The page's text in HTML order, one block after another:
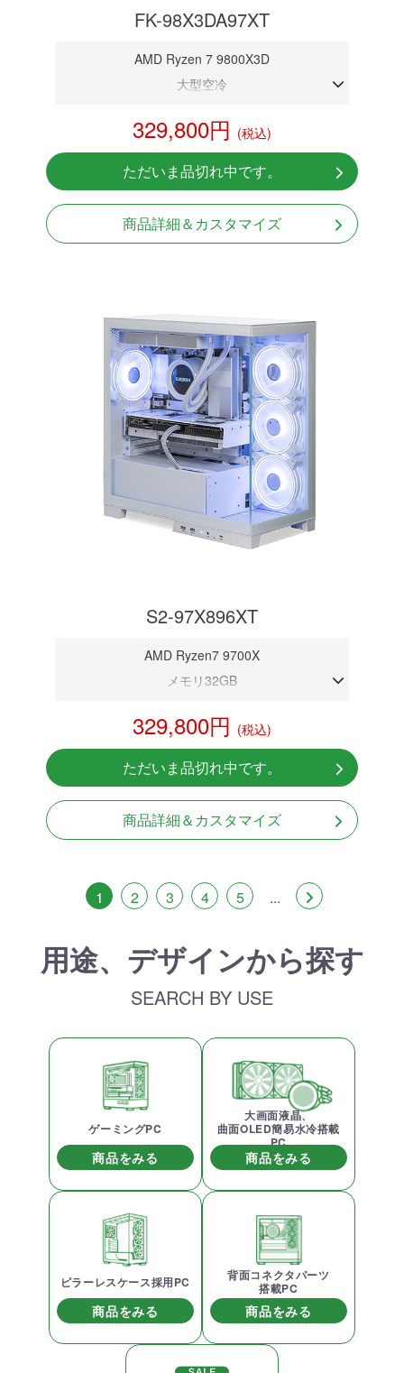
FK-98X3DA97XT
AMD Ryzen 7 9800X3D
大型空冷
RX 9070 XT 16GB
NVMeSSD 1TB
Windows11 Home 64bit
329,800円 (税込)
ただいま品切れ中です。
商品詳細＆カスタマイズ
S2-97X896XT
AMD Ryzen7 9700X
メモリ32GB
NVMeSSD 1TB
無線LAN Bluetooth対応
Windows11 Home 64bit
329,800円 (税込)
ただいま品切れ中です。
商品詳細＆カスタマイズ
1 2 3 4 5 ...
用途、デザインから探す
SEARCH BY USE
ゲーミングPC
商品をみる
大画面液晶、
曲面OLED簡易水冷搭載
PC
商品をみる
ピラーレスケース採用PC
商品をみる
背面コネクタパーツ
搭載PC
商品をみる